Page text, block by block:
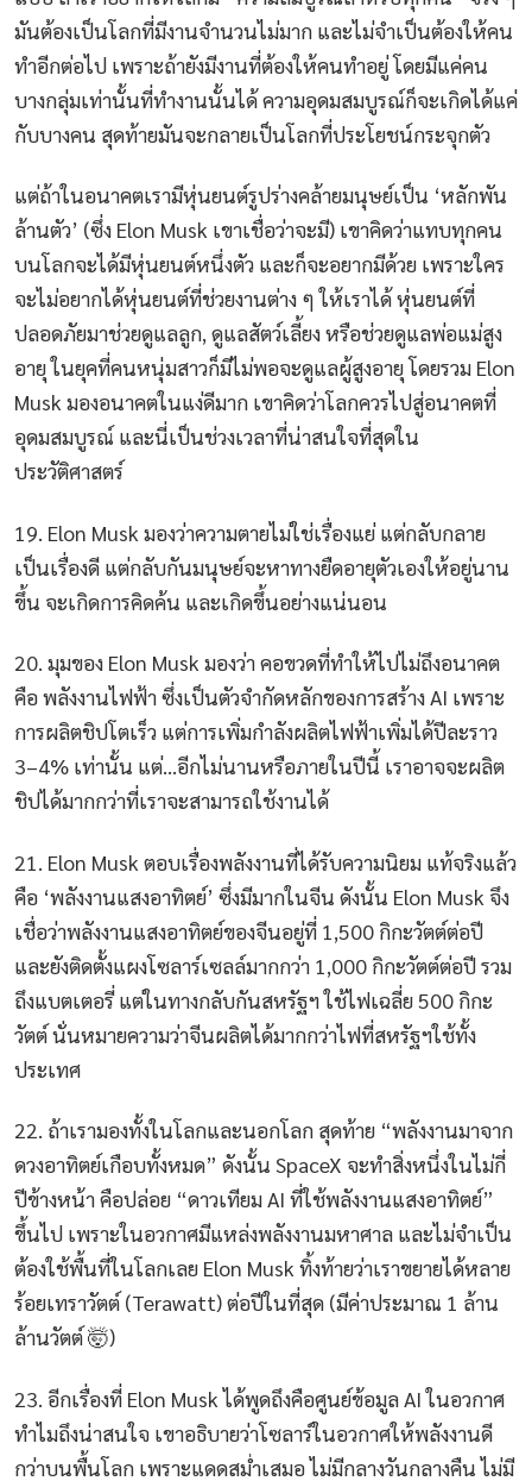
มันต้องเป็นโลกที่มีงานจำนวนไม่มาก และไม่จำเป็นต้องให้คน
ทำอีกต่อไป เพราะถ้ายังมีงานที่ต้องให้คนทำอยู่ โดยมีแค่คน
บางกลุ่มเท่านั้นที่ทำงานนั้นได้ ความอุดมสมบูรณ์ก็จะเกิดได้แค่
กับบางคน สุดท้ายมันจะกลายเป็นโลกที่ประโยชน์กระจุกตัว
แต่ถ้าในอนาคตเรามีหุ่นยนต์รูปร่างคล้ายมนุษย์เป็น ‘หลักพัน
ล้านตัว’ (ซึ่ง Elon Musk เขาเชื่อว่าจะมี) เขาคิดว่าแทบทุกคน
บนโลกจะได้มีหุ่นยนต์หนึ่งตัว และก็จะอยากมีด้วย เพราะใคร
จะไม่อยากได้หุ่นยนต์ที่ช่วยงานต่าง ๆ ให้เราได้ หุ่นยนต์ที่
ปลอดภัยมาช่วยดูแลลูก, ดูแลสัตว์เลี้ยง หรือช่วยดูแลพ่อแม่สูง
อายุ ในยุคที่คนหนุ่มสาวก็มีไม่พอจะดูแลผู้สูงอายุ โดยรวม Elon
Musk มองอนาคตในแง่ดีมาก เขาคิดว่าโลกควรไปสู่อนาคตที่
อุดมสมบูรณ์ และนี่เป็นช่วงเวลาที่น่าสนใจที่สุดใน
ประวัติศาสตร์
19. Elon Musk มองว่าความตายไม่ใช่เรื่องแย่ แต่กลับกลาย
เป็นเรื่องดี แต่กลับกันมนุษย์จะหาทางยืดอายุตัวเองให้อยู่นาน
ขึ้น จะเกิดการคิดค้น และเกิดขึ้นอย่างแน่นอน
20. มุมของ Elon Musk มองว่า คอขวดที่ทำให้ไปไม่ถึงอนาคต
คือ พลังงานไฟฟ้า ซึ่งเป็นตัวจำกัดหลักของการสร้าง AI เพราะ
การผลิตชิปโตเร็ว แต่การเพิ่มกำลังผลิตไฟฟ้าเพิ่มได้ปีละราว
3–4% เท่านั้น แต่…อีกไม่นานหรือภายในปีนี้ เราอาจจะผลิต
ชิปได้มากกว่าที่เราจะสามารถใช้งานได้
21. Elon Musk ตอบเรื่องพลังงานที่ได้รับความนิยม แท้จริงแล้ว
คือ ‘พลังงานแสงอาทิตย์’ ซึ่งมีมากในจีน ดังนั้น Elon Musk จึง
เชื่อว่าพลังงานแสงอาทิตย์ของจีนอยู่ที่ 1,500 กิกะวัตต์ต่อปี
และยังติดตั้งแผงโซลาร์เซลล์มากกว่า 1,000 กิกะวัตต์ต่อปี รวม
ถึงแบตเตอรี่ แต่ในทางกลับกันสหรัฐฯ ใช้ไฟเฉลี่ย 500 กิกะ
วัตต์ นั่นหมายความว่าจีนผลิตได้มากกว่าไฟที่สหรัฐฯใช้ทั้ง
ประเทศ
22. ถ้าเรามองทั้งในโลกและนอกโลก สุดท้าย “พลังงานมาจาก
ดวงอาทิตย์เกือบทั้งหมด” ดังนั้น SpaceX จะทำสิ่งหนึ่งในไม่กี่
ปีข้างหน้า คือปล่อย “ดาวเทียม AI ที่ใช้พลังงานแสงอาทิตย์”
ขึ้นไป เพราะในอวกาศมีแหล่งพลังงานมหาศาล และไม่จำเป็น
ต้องใช้พื้นที่ในโลกเลย Elon Musk ทิ้งท้ายว่าเราขยายได้หลาย
ร้อยเทราวัตต์ (Terawatt) ต่อปีในที่สุด (มีค่าประมาณ 1 ล้าน
ล้านวัตต์ 🤯)
23. อีกเรื่องที่ Elon Musk ได้พูดถึงคือศูนย์ข้อมูล AI ในอวกาศ
ทำไมถึงน่าสนใจ เขาอธิบายว่าโซลาร์ในอวกาศให้พลังงานดี
กว่าบนพื้นโลก เพราะแดดสม่ำเสมอ ไม่มีกลางวันกลางคืน ไม่มี